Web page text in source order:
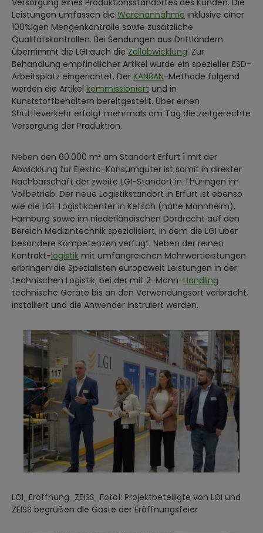
Versorgung eines Produktionsstandortes des Kunden. Die
Leistungen umfassen die Warenannahme inklusive einer
100%igen Mengenkontrolle sowie zusätzliche
Qualitätskontrollen. Bei Sendungen aus Drittländern
übernimmt die LGI auch die Zollabwicklung. Zur
Behandlung empfindlicher Artikel wurde ein spezieller ESD-
Arbeitsplatz eingerichtet. Der KANBAN-Methode folgend
werden die Artikel kommissioniert und in
Kunststoffbehältern bereitgestellt. Über einen
Shuttleverkehr erfolgt mehrmals am Tag die zeitgerechte
Versorgung der Produktion.
Neben den 60.000 m² am Standort Erfurt 1 mit der
Abwicklung für Elektro-Konsumgüter ist somit in direkter
Nachbarschaft der zweite LGI-Standort in Thüringen im
Vollbetrieb. Der neue Logistikstandort in Erfurt ist ebenso
wie die LGI-Logistikcenter in Ketsch (nähe Mannheim),
Hamburg sowie im niederländischen Dordrecht auf den
Bereich Medizintechnik spezialisiert, in dem die LGI über
besondere Kompetenzen verfügt. Neben der reinen
Kontrakt-logistik mit umfangreichen Mehrwertleistungen
erbringen die Spezialisten europaweit Leistungen in der
technischen Logistik, bei der mit 2-Mann-Handling
technische Geräte bis an den Verwendungsort verbracht,
installiert und die Anwender instruiert werden.
LGI_Eröffnung_ZEISS_Foto1: Projektbeteiligte von LGI und
ZEISS begrüßen die Gäste der Eröffnungsfeier